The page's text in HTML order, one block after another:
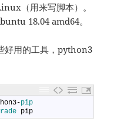
（用来写脚本）。
18.04 amd64。
好用的工具，python3
-pip
pip